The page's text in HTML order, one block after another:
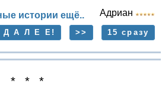
истории ещё.. Адриан
Д А Л Е Е! >> 15 сразу
* * *